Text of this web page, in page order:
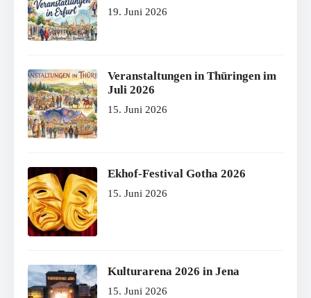
19. Juni 2026
Veranstaltungen in Thüringen im
Juli 2026
15. Juni 2026
Ekhof-Festival Gotha 2026
15. Juni 2026
Kulturarena 2026 in Jena
15. Juni 2026